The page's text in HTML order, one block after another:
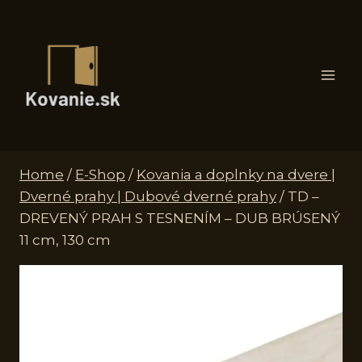
Home / E-Shop / Kovania a doplnky na dvere |
Dverné prahy | Dubové dverné prahy / TD –
DREVENÝ PRAH S TESNENÍM – DUB BRÚSENÝ
11 cm, 130 cm